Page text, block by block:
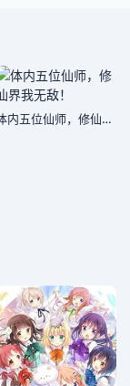
体内五位仙师，修仙界我无敌！